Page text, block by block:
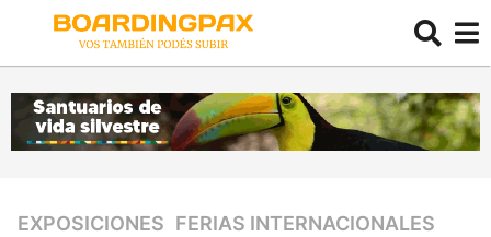
5
EXPOSICIONES ,FERIAS INTERNACIONALES